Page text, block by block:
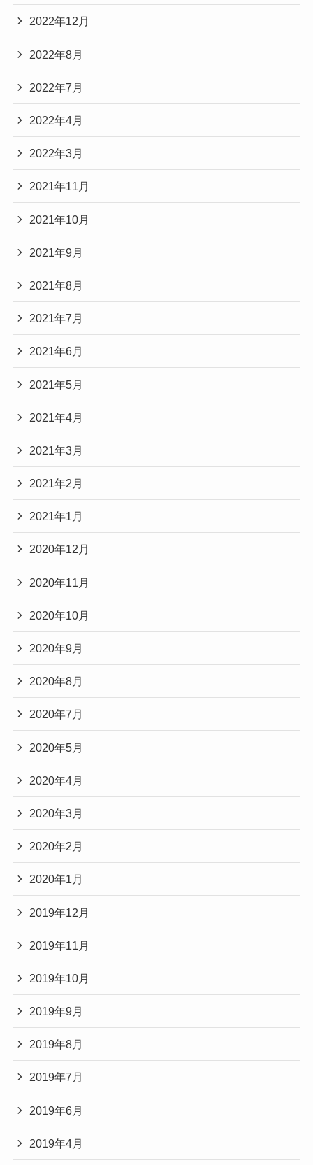
2022年12月
2022年8月
2022年7月
2022年4月
2022年3月
2021年11月
2021年10月
2021年9月
2021年8月
2021年7月
2021年6月
2021年5月
2021年4月
2021年3月
2021年2月
2021年1月
2020年12月
2020年11月
2020年10月
2020年9月
2020年8月
2020年7月
2020年5月
2020年4月
2020年3月
2020年2月
2020年1月
2019年12月
2019年11月
2019年10月
2019年9月
2019年8月
2019年7月
2019年6月
2019年4月